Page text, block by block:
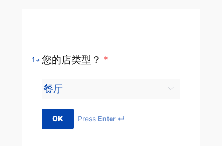
1 您的店类型？ *
OK Press Enter ↵